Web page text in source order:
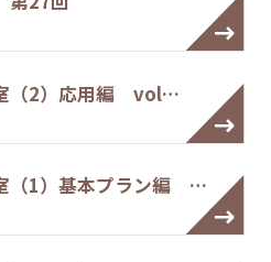
（2）応用編 vol…
（1）基本プラン編 …